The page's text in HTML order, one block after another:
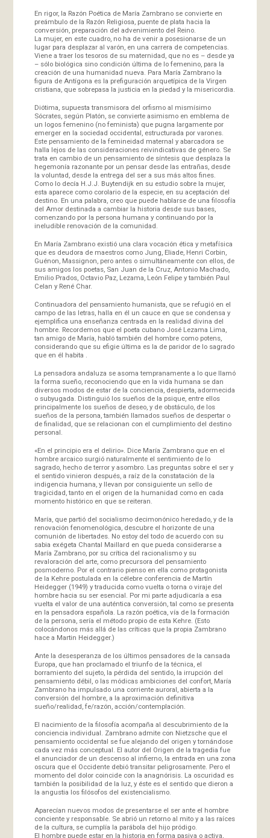
En rigor, la Razón Poética de María Zambrano se convierte en
preámbulo de la Razón Religiosa, puente de plata hacia la
conversión, preparación del advenimiento del Reino.
La mujer, en este cuadro, no ha de venir a posesionarse de un
lugar para desplazar al varón, en una carrera de competencias.
Viene a traer los tesoros de su maternidad, que no es – desde ya
– sólo biológica sino condición última de lo femenino, para la
creación de una humanidad nueva. Para María Zambrano la
figura de Antígona es la prefiguración arquetípica de la Virgen
cristiana, que sobrepasa la justicia en la piedad y la misericordia.
Diótima, supuesta transmisora del orfismo al mismísimo
Sócrates, según Platón, se convierte asimismo en emblema de
un logos femenino (no feminista) que pugna largamente por
emerger en la sociedad occidental, estructurada por varones.
Este pensamiento de la femineidad maternal y abarcadora se
halla lejos de las consideraciones reivindicativas de género. Se
trata en cambio de un pensamiento de síntesis que desplaza la
hegemonía razonante por un pensar desde las entrañas, desde
la voluntad, desde la entrega del ser a sus más altos fines.
Como lo decía H.J.J. Buytendijk en su estudio sobre la mujer,
esta aparece como corolario de la especie, en su aceptación del
destino. En una palabra, creo que puede hablarse de una filosofía
del Amor destinada a cambiar la historia desde sus bases,
comenzando por la persona humana y continuando por la
ineludible renovación de la comunidad.
En María Zambrano existió una clara vocación ética y metafísica
que es deudora de maestros como Jung, Eliade, Henri Corbin,
Guénon, Massignon, pero antes o simultáneamente con ellos, de
sus amigos los poetas, San Juan de la Cruz, Antonio Machado,
Emilio Prados, Octavio Paz, Lezama, León Felipe y también Paul
Celan y René Char.
Continuadora del pensamiento humanista, que se refugió en el
campo de las letras, halla en él un cauce en que se condensa y
ejemplifica una enseñanza centrada en la realidad divina del
hombre. Recordemos que el poeta cubano José Lezama Lima,
tan amigo de María, habló también del hombre como potens,
considerando que su efigie última es la de paridor de lo sagrado
que en él habita .
La pensadora andaluza se asoma tempranamente a lo que llamó
la forma sueño, reconociendo que en la vida humana se dan
diversos modos de estar de la conciencia, despierta, adormecida
o subyugada. Distinguió los sueños de la psique, entre ellos
principalmente los sueños de deseo, y de obstáculo, de los
sueños de la persona, también llamados sueños de despertar o
de finalidad, que se relacionan con el cumplimiento del destino
personal.
«En el principio era el delirio». Dice María Zambrano que en el
hombre arcaico surgió naturalmente el sentimiento de lo
sagrado, hecho de terror y asombro. Las preguntas sobre el ser y
el sentido vinieron después, a raíz de la constatación de la
indigencia humana, y llevan por consiguiente un sello de
tragicidad, tanto en el origen de la humanidad como en cada
momento histórico en que se reiteran.
María, que partió del socialismo decimonónico heredado, y de la
renovación fenomenológica, descubre el horizonte de una
comunión de libertades. No estoy del todo de acuerdo con su
sabia exégeta Chantal Maillard en que pueda considerarse a
María Zambrano, por su crítica del racionalismo y su
revaloración del arte, como precursora del pensamiento
posmoderno. Por el contrario pienso en ella como protagonista
de la Kehre postulada en la célebre conferencia de Martín
Heidegger (1949) y traducida como vuelta o torna o viraje del
hombre hacia su ser esencial. Por mi parte adjudicaría a esa
vuelta el valor de una auténtica conversión, tal como se presenta
en la pensadora española. La razón poética, vía de la formación
de la persona, sería el método propio de esta Kehre. (Esto
colocándonos más allá de las críticas que la propia Zambrano
hace a Martin Heidegger.)
Ante la desesperanza de los últimos pensadores de la cansada
Europa, que han proclamado el triunfo de la técnica, el
borramiento del sujeto, la pérdida del sentido, la irrupción del
pensamiento débil, o las módicas ambiciones del confort, María
Zambrano ha impulsado una corriente auroral, abierta a la
conversión del hombre, a la aproximación definitiva
sueño/realidad, fe/razón, acción/contemplación.
El nacimiento de la filosofía acompaña al descubrimiento de la
conciencia individual. Zambrano admite con Nietzsche que el
pensamiento occidental se fue alejando del origen y tornándose
cada vez más conceptual. El autor del Origen de la tragedia fue
el anunciador de un descenso al infierno, la entrada en una zona
oscura que el Occidente debió transitar peligrosamente. Pero el
momento del dolor coincide con la anagnórisis. La oscuridad es
también la posibilidad de la luz, y éste es el sentido que dieron a
la angustia los filósofos del existencialismo.
Aparecían nuevos modos de presentarse el ser ante el hombre
conciente y responsable. Se abrió un retorno al mito y a las raíces
de la cultura, se cumplía la parábola del hijo pródigo.
El hombre puede estar en la historia en forma pasiva o activa,